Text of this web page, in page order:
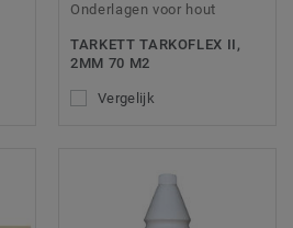
Onderlagen voor hout
TARKETT TARKOFLEX II,
2MM 70 M2
Vergelijk